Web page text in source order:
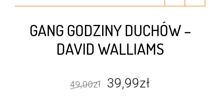
GANG GODZINY DUCHÓW –
DAVID WALLIAMS
49,00zł
Pierwotna
39,99zł